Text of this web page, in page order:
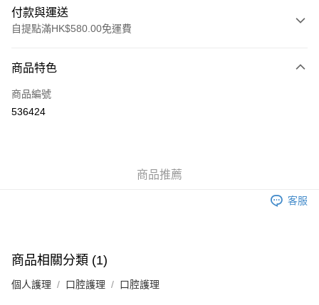
付款與運送
自提點滿HK$580.00免運費
信用卡
Apple Pay
相關說明
銀行匯款 請將存款存到以下銀行帳戶，並於存款單據寫上訂單編號後電郵至
eshop@colourmix-cosmetics.com** **我們不會處理沒有提供存款單據的訂
送貨方式
商品特色
商品編號
536424
商品推薦
客服
商品相關分類 (1)
個人護理 口腔護理 口腔護理